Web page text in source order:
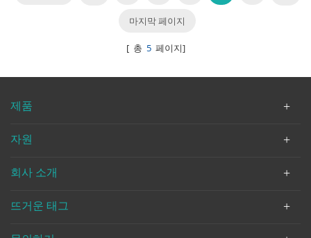
마지막 페이지
[ 총 5페이지]
제품
자원
회사 소개
뜨거운 태그